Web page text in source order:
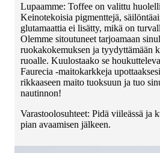
Lupaamme: Toffee on valittu
Keinotekoisia pigmenttejä,
glutamaattia ei lisätty, mikä on
Olemme sitoutuneet tarjoamaan
ruokakokemuksen ja tyydyttämään
ruoalle. Kuulostaako se
Faurecia -maitokarkkeja
rikkaaseen maito tuoksuun ja tuo
nautinnon!
Varastoolosuhteet: Pidä viileässä ja
pian avaamisen jälkeen.